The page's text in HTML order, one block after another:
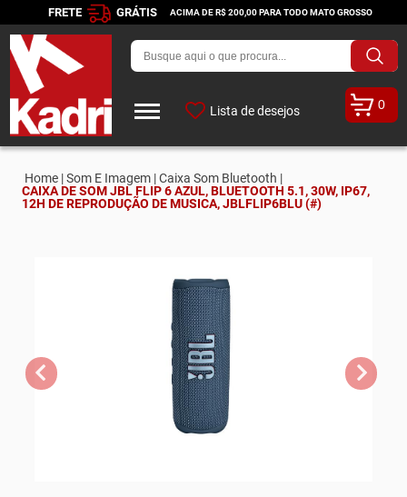
FRETE GRÁTIS ACIMA DE R$ 200,00 PARA TODO MATO GROSSO
Lista de desejos 0
Home |Som E Imagem |Caixa Som Bluetooth |
CAIXA DE SOM JBL FLIP 6 AZUL, BLUETOOTH 5.1, 30W, IP67,
12H DE REPRODUÇÃO DE MUSICA, JBLFLIP6BLU (#)